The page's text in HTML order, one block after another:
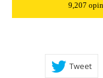
9,207
Tweet